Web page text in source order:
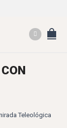
Teleológica